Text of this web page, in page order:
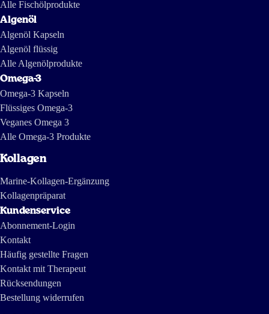
feed_news https://www.youtube.com/watch?v=ZX-9V67mDXc Die
letzte ist eine Reportage von Investigativjournalisten von The
International Consortium of Investigative Journalists and IDL-
Reporteros aus vor einigen Jahren und zeigt, wie Fischöl in Südamerika
Alle Fischölprodukte
Algenöl
Algenöl Kapseln
Algenöl flüssig
Alle Algenölprodukte
Omega-3
Omega-3 Kapseln
Flüssiges Omega-3
Veganes Omega 3
Alle Omega-3 Produkte
Kollagen
Marine-Kollagen-Ergänzung
Kollagenpräparat
Kundenservice
Abonnement-Login
Kontakt
Häufig gestellte Fragen
Kontakt mit Therapeut
Rücksendungen
Bestellung widerrufen